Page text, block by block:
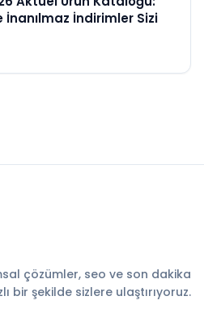
İnanılmaz İndirimler Sizi
çözümler, seo ve son dakika
bir şekilde sizlere ulaştırıyoruz.